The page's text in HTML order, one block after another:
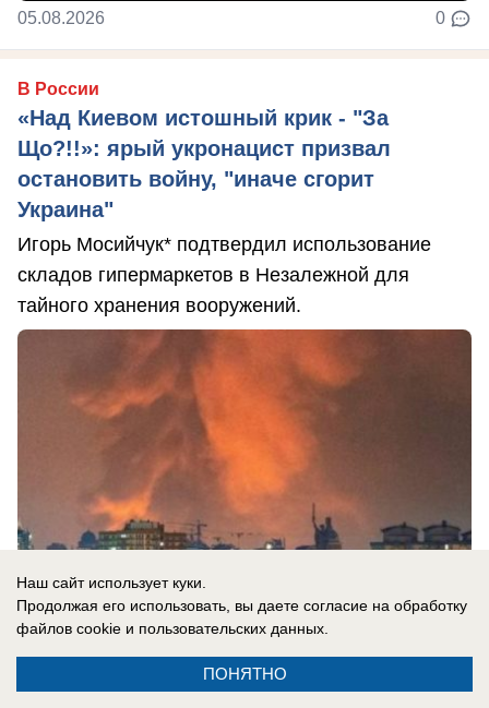
05.08.2026 0
В России
«Над Киевом истошный крик - "За
Що?!!»: ярый укронацист призвал
остановить войну, "иначе сгорит
Украина"
Игорь Мосийчук* подтвердил использование
складов гипермаркетов в Незалежной для
тайного хранения вооружений.
Наш сайт использует куки.
Продолжая его использовать, вы даете согласие на обработку
файлов cookie и пользовательских данных.
ПОНЯТНО